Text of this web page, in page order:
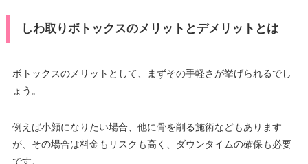
しわ取りボトックスのメリットとデメリットとは
ボトックスのメリットとして、まずその手軽さが挙げられるでし
ょう。
例えば小顔になりたい場合、他に骨を削る施術などもあります
が、その場合は料金もリスクも高く、ダウンタイムの確保も必要
です。